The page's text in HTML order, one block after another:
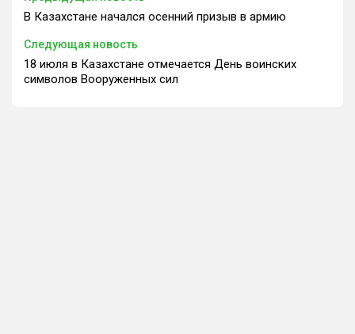
В Казахстане начался осенний призыв в армию
Следующая новость
18 июля в Казахстане отмечается День воинских
символов Вооруженных сил